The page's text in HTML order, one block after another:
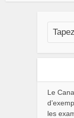
Le
les